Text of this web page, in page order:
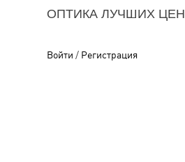
ОПТИКА ЛУЧШИХ ЦЕН
Войти / Регистрация